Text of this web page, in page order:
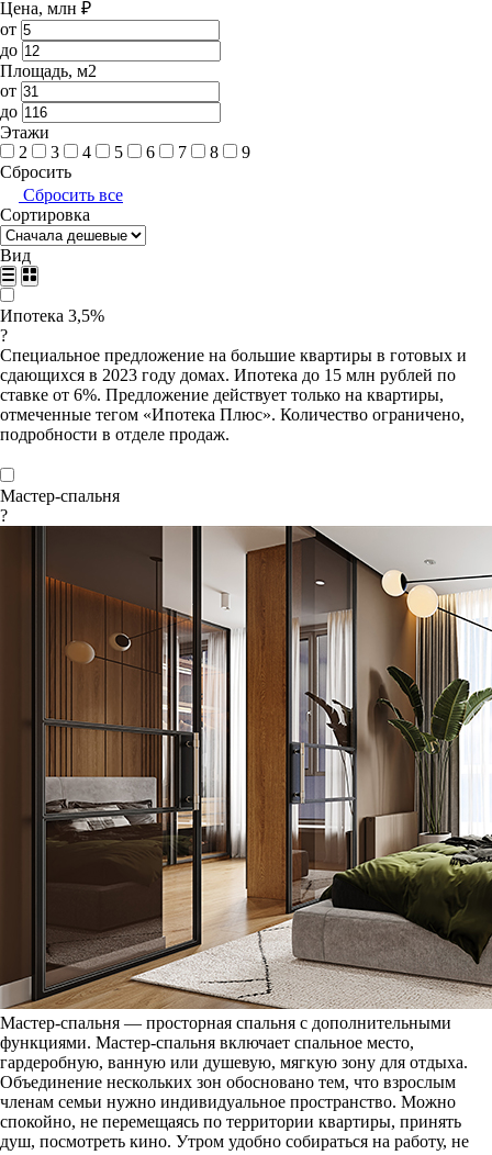
Цена, млн ₽
от
до
Площадь, м2
от
до
Этажи
2
3 4 5 6 7 8
9
Сбросить
Сбросить все
Сортировка
Вид
Ипотека 3,5%
?
Специальное предложение на большие квартиры в готовых и
сдающихся в 2023 году домах. Ипотека до 15 млн рублей по
ставке от 6%. Предложение действует только на квартиры,
отмеченные тегом «Ипотека Плюс». Количество ограничено,
подробности в отделе продаж.
Мастер-спальня
?
Мастер-спальня — просторная спальня с дополнительными
функциями. Мастер-спальня включает спальное место,
гардеробную, ванную или душевую, мягкую зону для отдыха.
Объединение нескольких зон обосновано тем, что взрослым
членам семьи нужно индивидуальное пространство. Можно
спокойно, не перемещаясь по территории квартиры, принять
душ, посмотреть кино. Утром удобно собираться на работу, не